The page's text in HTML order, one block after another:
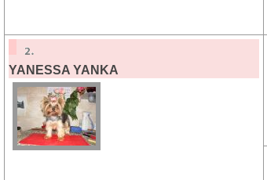
YANESSA YANKA